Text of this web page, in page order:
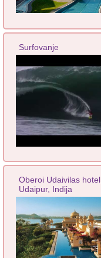
Surfovanje
Oberoi Udaivilas hotel,
Udaipur, Indija